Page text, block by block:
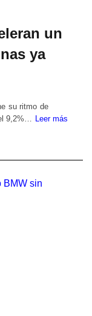
un
ya
su ritmo de
9,2%… Leer más